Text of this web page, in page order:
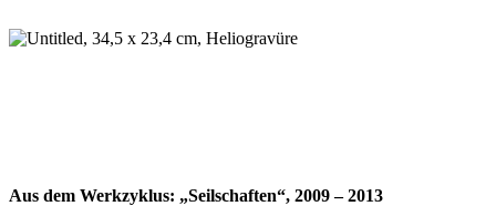
Aus dem Werkzyklus: „Seilschaften“, 2009 – 2013